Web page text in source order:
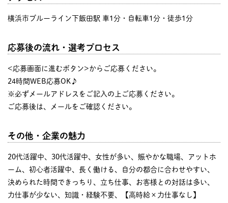
横浜市ブルーライン下飯田駅 車1分・自転車1分・徒歩1分
応募後の流れ・選考プロセス
<応募画面に進むボタン>からご応募ください。
24時間WEB応募OK♪
※必ずメールアドレスをご記入の上ご応募ください。
ご応募後は、メールをご確認ください。
その他・企業の魅力
20代活躍中、30代活躍中、女性が多い、賑やかな職場、アットホ
ーム、初心者活躍中、長く働ける、自分の都合に合わせやすい、
決められた時間できっちり、立ち仕事、お客様との対話は多い、
力仕事が少ない、知識・経験不要、【高時給×力仕事なし】